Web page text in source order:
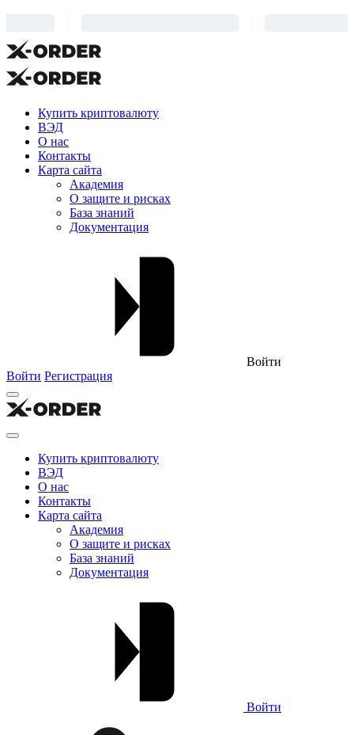
Купить криптовалюту
ВЭД
О нас
Контакты
Карта сайта
Академия
О защите и рисках
База знаний
Документация
Войти
Войти Регистрация
Купить криптовалюту
ВЭД
О нас
Контакты
Карта сайта
Академия
О защите и рисках
База знаний
Документация
Войти